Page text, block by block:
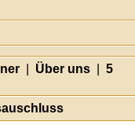
Über uns
5